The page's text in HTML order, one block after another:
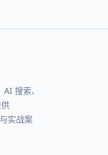
搜索、
实战案